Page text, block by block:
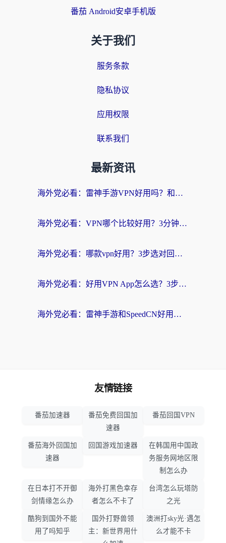
番茄 Android安卓手机版
关于我们
服务条款
隐私协议
应用权限
联系我们
最新资讯
海外党必看：雷神手游VPN好用吗？和天速回国VPN对比哪个回国效果更好？附实用加速器选择指南
海外党必看：VPN哪个比较好用？3分钟找到适合你的回国加速方案
海外党必看：哪款vpn好用？3步选对回国加速器，无缝刷剧玩游戏
海外党必看：好用VPN App怎么选？3步教你无缝访问国内资源
海外党必看：雷神手游和SpeedCN好用吗？3招选对回国加速器无缝刷国内资源
友情链接
番茄加速器
番茄免费回国加
速器
番茄回国VPN
番茄海外回国加
速器
回国游戏加速器
在韩国用中国政
务服务网地区限
制怎么办
在日本打不开御
剑情缘怎么办
海外打黑色幸存
者怎么不卡了
台湾怎么玩塔防
之光
酷狗到国外不能
用了吗知乎
国外打野兽领
主：新世界用什
澳洲打sky光·遇怎
么才能不卡